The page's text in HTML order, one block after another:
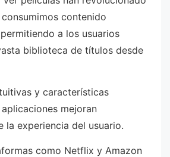
contenido
a los usuarios
biblioteca de títulos desde
y características
mejoran
la experiencia del usuario.
como Netflix y Amazon